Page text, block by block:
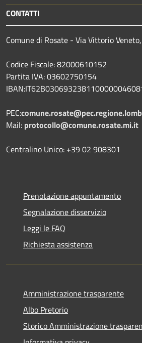
CONTATTI
Comune di Rosate - Via Vittorio
Codice Fiscale: 82000610152
Partita IVA: 03602750154
PEC:
Mail: protocollo@comune.rosate.mi.it
Centralino Unico: +39 02 908301
Prenotazione appuntamento
Segnalazione disservizio
Leggi le FAQ
Richiesta assistenza
Amministrazione trasparente
Albo Pretorio
Storico Amministrazione